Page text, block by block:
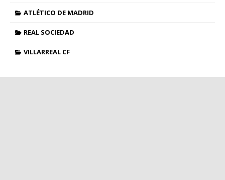
ATLÉTICO DE MADRID
REAL SOCIEDAD
VILLARREAL CF